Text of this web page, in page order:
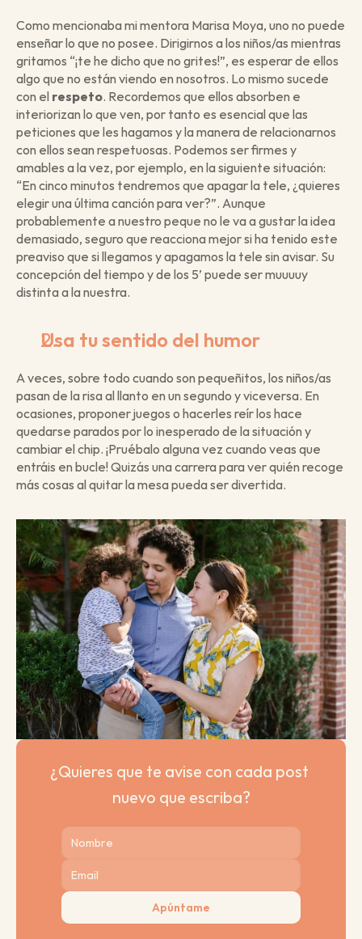
Como mencionaba mi mentora Marisa Moya, uno no puede
enseñar lo que no posee. Dirigirnos a los niños/as mientras
gritamos “¡te he dicho que no grites!”, es esperar de ellos
algo que no están viendo en nosotros. Lo mismo sucede
con el respeto. Recordemos que ellos absorben e
interiorizan lo que ven, por tanto es esencial que las
peticiones que les hagamos y la manera de relacionarnos
con ellos sean respetuosas. Podemos ser firmes y
amables a la vez, por ejemplo, en la siguiente situación:
“En cinco minutos tendremos que apagar la tele, ¿quieres
elegir una última canción para ver?”. Aunque
probablemente a nuestro peque no le va a gustar la idea
demasiado, seguro que reacciona mejor si ha tenido este
preaviso que si llegamos y apagamos la tele sin avisar. Su
concepción del tiempo y de los 5’ puede ser muuuuy
distinta a la nuestra.
Usa tu sentido del humor
A veces, sobre todo cuando son pequeñitos, los niños/as
pasan de la risa al llanto en un segundo y viceversa. En
ocasiones, proponer juegos o hacerles reír los hace
quedarse parados por lo inesperado de la situación y
cambiar el chip. ¡Pruébalo alguna vez cuando veas que
entráis en bucle! Quizás una carrera para ver quién recoge
más cosas al quitar la mesa pueda ser divertida.
¿Quieres que te avise con cada post
nuevo que escriba?
Apúntame